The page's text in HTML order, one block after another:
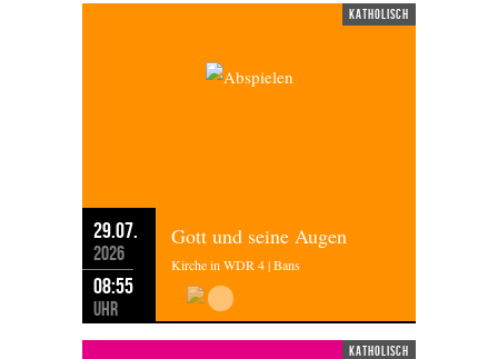
katholisch
29.07.
2026
08:55
Uhr
Gott und seine Augen
Kirche in WDR 4 | Bans
katholisch